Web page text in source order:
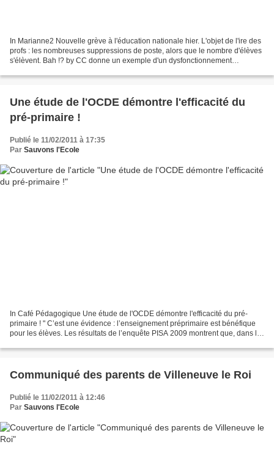
In Marianne2 Nouvelle grève à l'éducation nationale hier. L'objet de l'ire des
profs : les nombreuses suppressions de poste, alors que le nombre d'élèves
s'élèvent. Bah !? by CC donne un exemple d'un dysfonctionnement
Une étude de l'OCDE démontre l'efficacité du
pré-primaire !
Publié le 11/02/2011 à 17:35
Par Sauvons l'Ecole
In Café Pédagogique Une étude de l'OCDE démontre l'efficacité du pré-
primaire ! " C’est une évidence : l’enseignement préprimaire est bénéfique
pour les élèves. Les résultats de l’enquête PISA 2009 montrent que, dans la
Communiqué des parents de Villeneuve le Roi
Publié le 11/02/2011 à 12:46
Par Sauvons l'Ecole